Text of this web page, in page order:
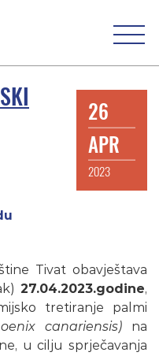
26
APR
2023
Tivat obavještava
27.04.2023.godine,
tretiranje palmi
canariensis) na
u cilju sprječavanja